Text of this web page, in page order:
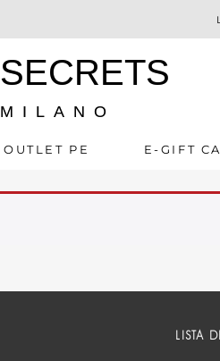
SECRETS
MILANO
OUTLET PE E-GIFT
LISTA